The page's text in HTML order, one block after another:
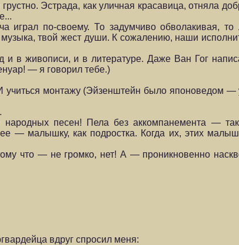
Эстрада, как уличная красавица, отняла
по-своему. То задумчиво обволакивая, то
твой жест души. К сожалению, наши
и в живописи, и в литературе. Даже Ван Гог
— я говорил тебе.)
монтажу (Эйзенштейн было японоведом —
песен! Пела без аккомпанемента —
— малышку, как подрост­ка. Когда их, этих
что — не громко, нет! А — проникновенно
вдруг спросил меня: